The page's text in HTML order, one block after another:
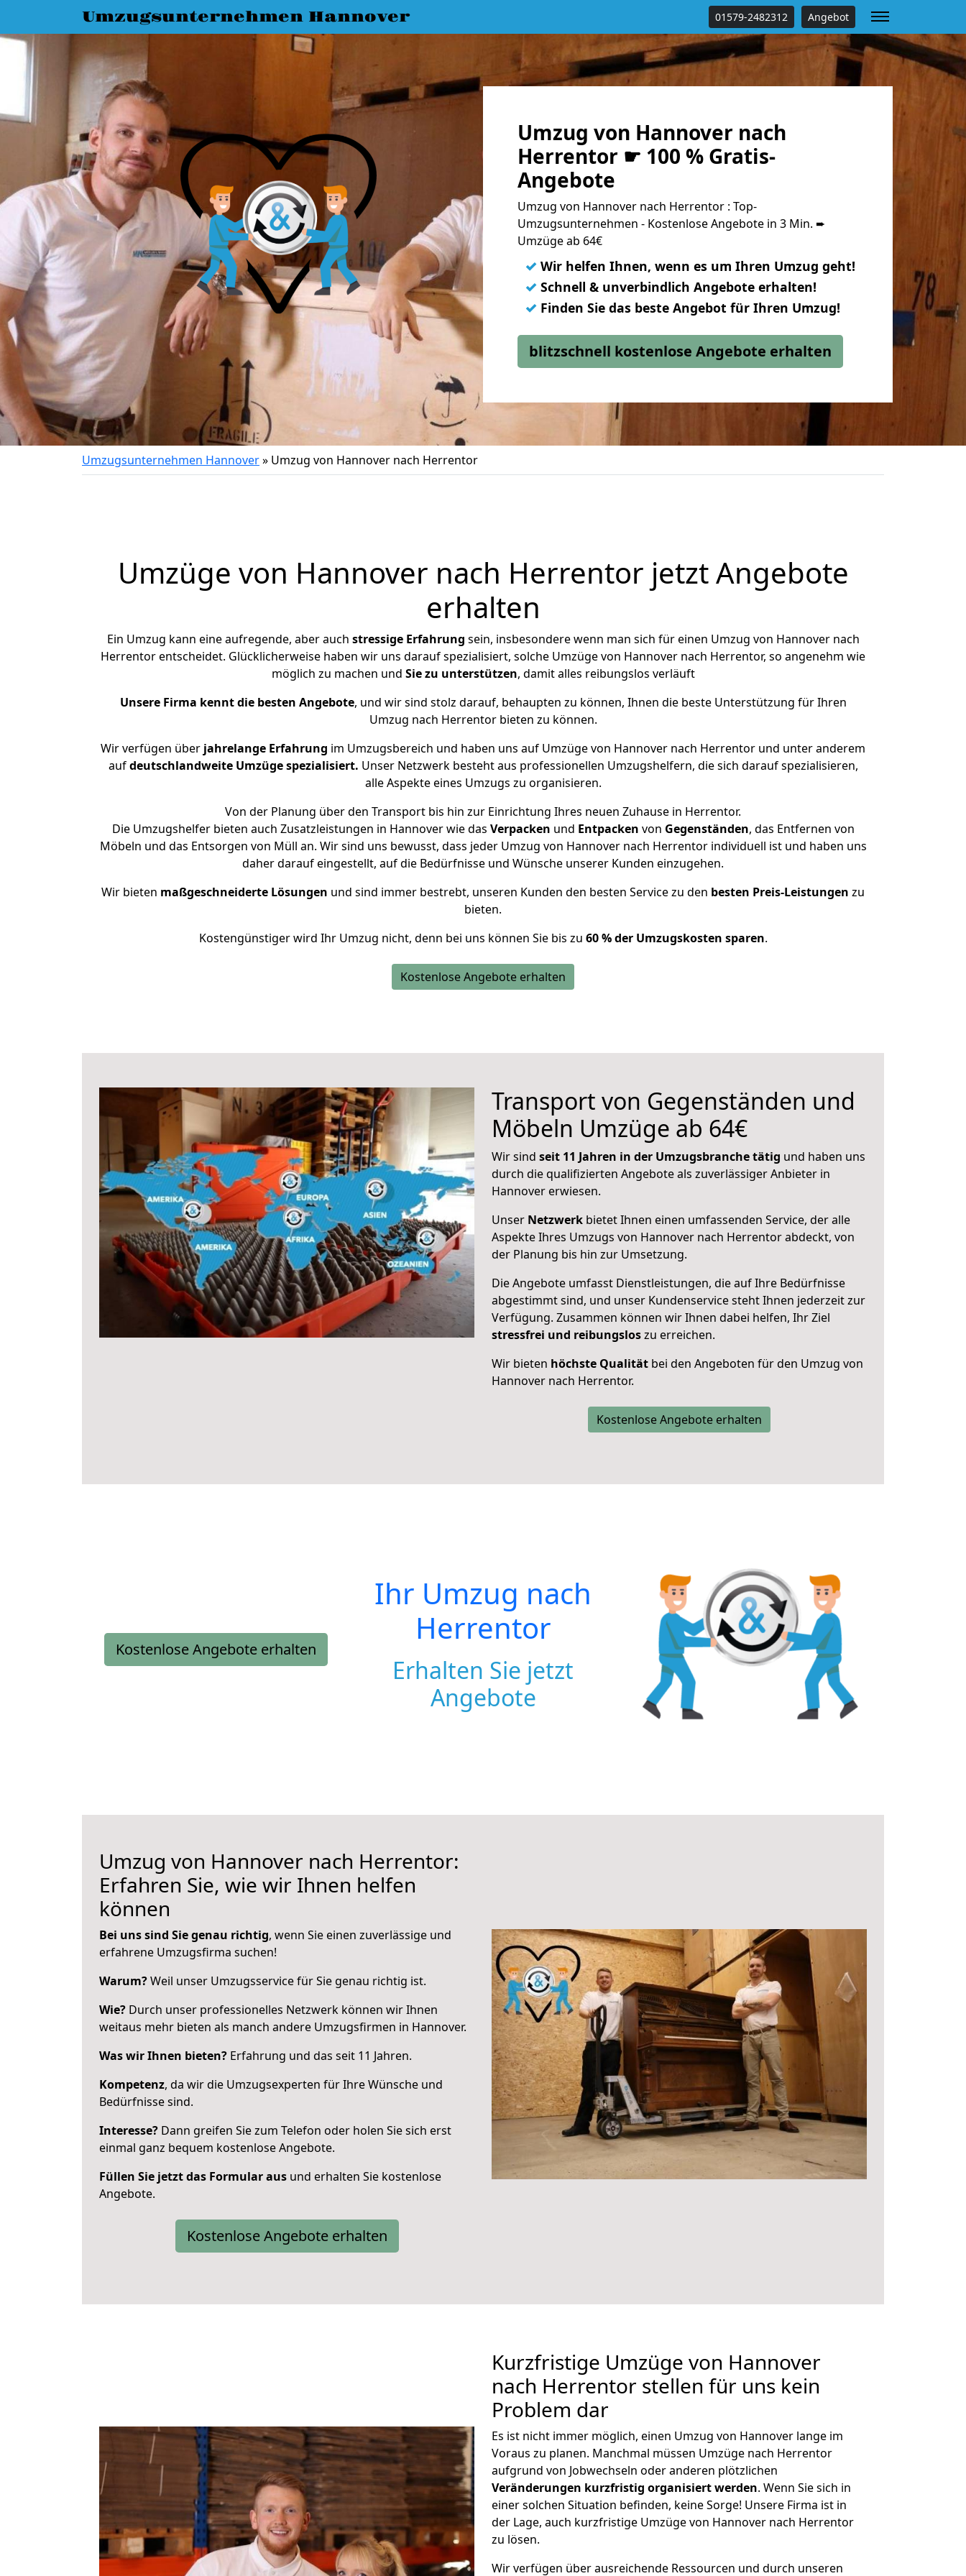
Umzugsunternehmen Hannover 01579-2482312 Angebot
Umzug von Hannover nach
Herrentor ☛ 100 % Gratis-
Angebote
Umzug von Hannover nach Herrentor : Top-
Umzugsunternehmen - Kostenlose Angebote in 3 Min. ➨
Umzüge ab 64€
✓ Wir helfen Ihnen, wenn es um Ihren Umzug geht!
✓ Schnell & unverbindlich Angebote erhalten!
✓ Finden Sie das beste Angebot für Ihren Umzug!
blitzschnell kostenlose Angebote erhalten
Umzugsunternehmen Hannover» Umzug von Hannover nach Herrentor
Umzüge von Hannover nach Herrentor jetzt Angebote
erhalten
Ein Umzug kann eine aufregende, aber auch stressige Erfahrung sein, insbesondere wenn man sich für einen Umzug von Hannover nach
Herrentor entscheidet. Glücklicherweise haben wir uns darauf spezialisiert, solche Umzüge von Hannover nach Herrentor, so angenehm wie
möglich zu machen und Sie zu unterstützen, damit alles reibungslos verläuft
Unsere Firma kennt die besten Angebote, und wir sind stolz darauf, behaupten zu können, Ihnen die beste Unterstützung für Ihren
Umzug nach Herrentor bieten zu können.
Wir verfügen über jahrelange Erfahrung im Umzugsbereich und haben uns auf Umzüge von Hannover nach Herrentor und unter anderem
aufdeutschlandweite Umzüge spezialisiert. Unser Netzwerk besteht aus professionellen Umzugshelfern, die sich darauf spezialisieren,
alle Aspekte eines Umzugs zu organisieren.
Von der Planung über den Transport bis hin zur Einrichtung Ihres neuen Zuhause in Herrentor.
Die Umzugshelfer bieten auch Zusatzleistungen in Hannover wie das Verpacken und Entpacken von Gegenständen, das Entfernen von
Möbeln und das Entsorgen von Müll an. Wir sind uns bewusst, dass jeder Umzug von Hannover nach Herrentor individuell ist und haben uns
daher darauf eingestellt, auf die Bedürfnisse und Wünsche unserer Kunden einzugehen.
Wir bieten maßgeschneiderte Lösungen und sind immer bestrebt, unseren Kunden den besten Service zu den besten Preis-Leistungen zu
bieten.
Kostengünstiger wird Ihr Umzug nicht, denn bei uns können Sie bis zu 60 % der Umzugskosten sparen.
Kostenlose Angebote erhalten
Transport von Gegenständen und
Möbeln Umzüge ab 64€
Wir sind seit 11 Jahren in der Umzugsbranche tätig und haben uns
durch die qualifizierten Angebote als zuverlässiger Anbieter in
Hannover erwiesen.
Unser Netzwerk bietet Ihnen einen umfassenden Service, der alle
Aspekte Ihres Umzugs von Hannover nach Herrentor abdeckt, von
der Planung bis hin zur Umsetzung.
Die Angebote umfasst Dienstleistungen, die auf Ihre Bedürfnisse
abgestimmt sind, und unser Kundenservice steht Ihnen jederzeit zur
Verfügung. Zusammen können wir Ihnen dabei helfen, Ihr Ziel
stressfrei und reibungsloszu erreichen.
Wir bieten höchste Qualität bei den Angeboten für den Umzug von
Hannover nach Herrentor.
Kostenlose Angebote erhalten
Kostenlose Angebote erhalten
Ihr Umzug nach
Herrentor
Erhalten Sie jetzt
Angebote
Umzug von Hannover nach Herrentor:
Erfahren Sie, wie wir Ihnen helfen
können
Bei uns sind Sie genau richtig, wenn Sie einen zuverlässige und
erfahrene Umzugsfirma suchen!
Warum?Weil unser Umzugsservice für Sie genau richtig ist.
Wie? Durch unser professionelles Netzwerk können wir Ihnen
weitaus mehr bieten als manch andere Umzugsfirmen in Hannover.
Was wir Ihnen bieten? Erfahrung und das seit 11 Jahren.
Kompetenz, da wir die Umzugsexperten für Ihre Wünsche und
Bedürfnisse sind.
Interesse? Dann greifen Sie zum Telefon oder holen Sie sich erst
einmal ganz bequem kostenlose Angebote.
Füllen Sie jetzt das Formular aus und erhalten Sie kostenlose
Angebote.
Kostenlose Angebote erhalten
Kurzfristige Umzüge von Hannover
nach Herrentor stellen für uns kein
Problem dar
Es ist nicht immer möglich, einen Umzug von Hannover lange im
Voraus zu planen. Manchmal müssen Umzüge nach Herrentor
aufgrund von Jobwechseln oder anderen plötzlichen
Veränderungen kurzfristig organisiert werden. Wenn Sie sich in
einer solchen Situation befinden, keine Sorge! Unsere Firma ist in
der Lage, auch kurzfristige Umzüge von Hannover nach Herrentor
zu lösen.
Wir verfügen über ausreichende Ressourcen und durch unseren